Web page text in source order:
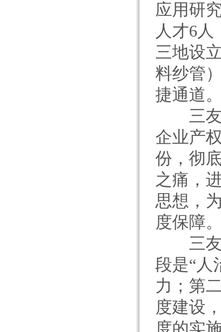
应用研
人才6
三地设
料纱管
捷通道
三友
企业产
份，彻
之痛，
思想，
度保障
三友
段是“人
力；第
度建设
度的实